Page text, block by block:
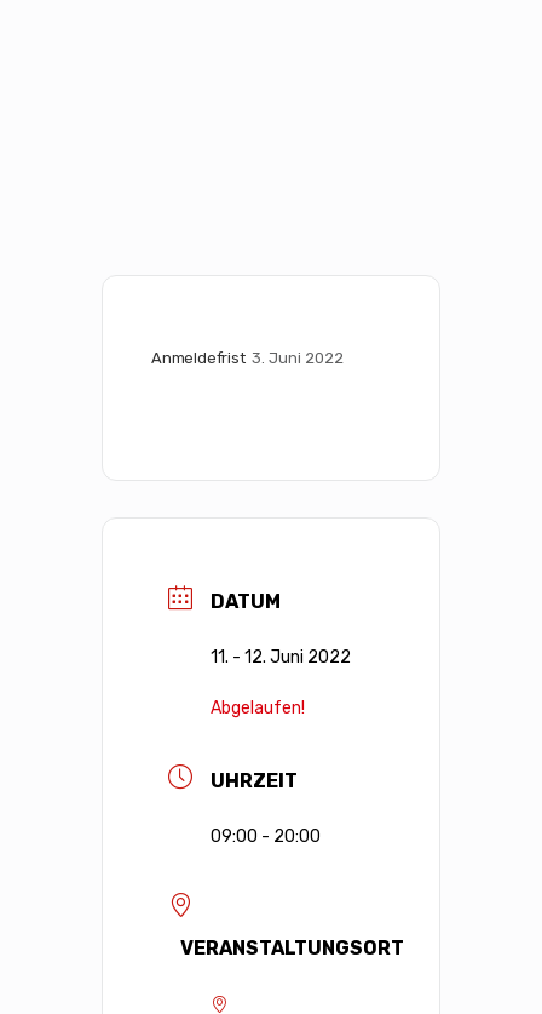
Anmeldefrist 3. Juni 2022
DATUM
11. - 12. Juni 2022
Abgelaufen!
UHRZEIT
09:00 - 20:00
VERANSTALTUNGSORT